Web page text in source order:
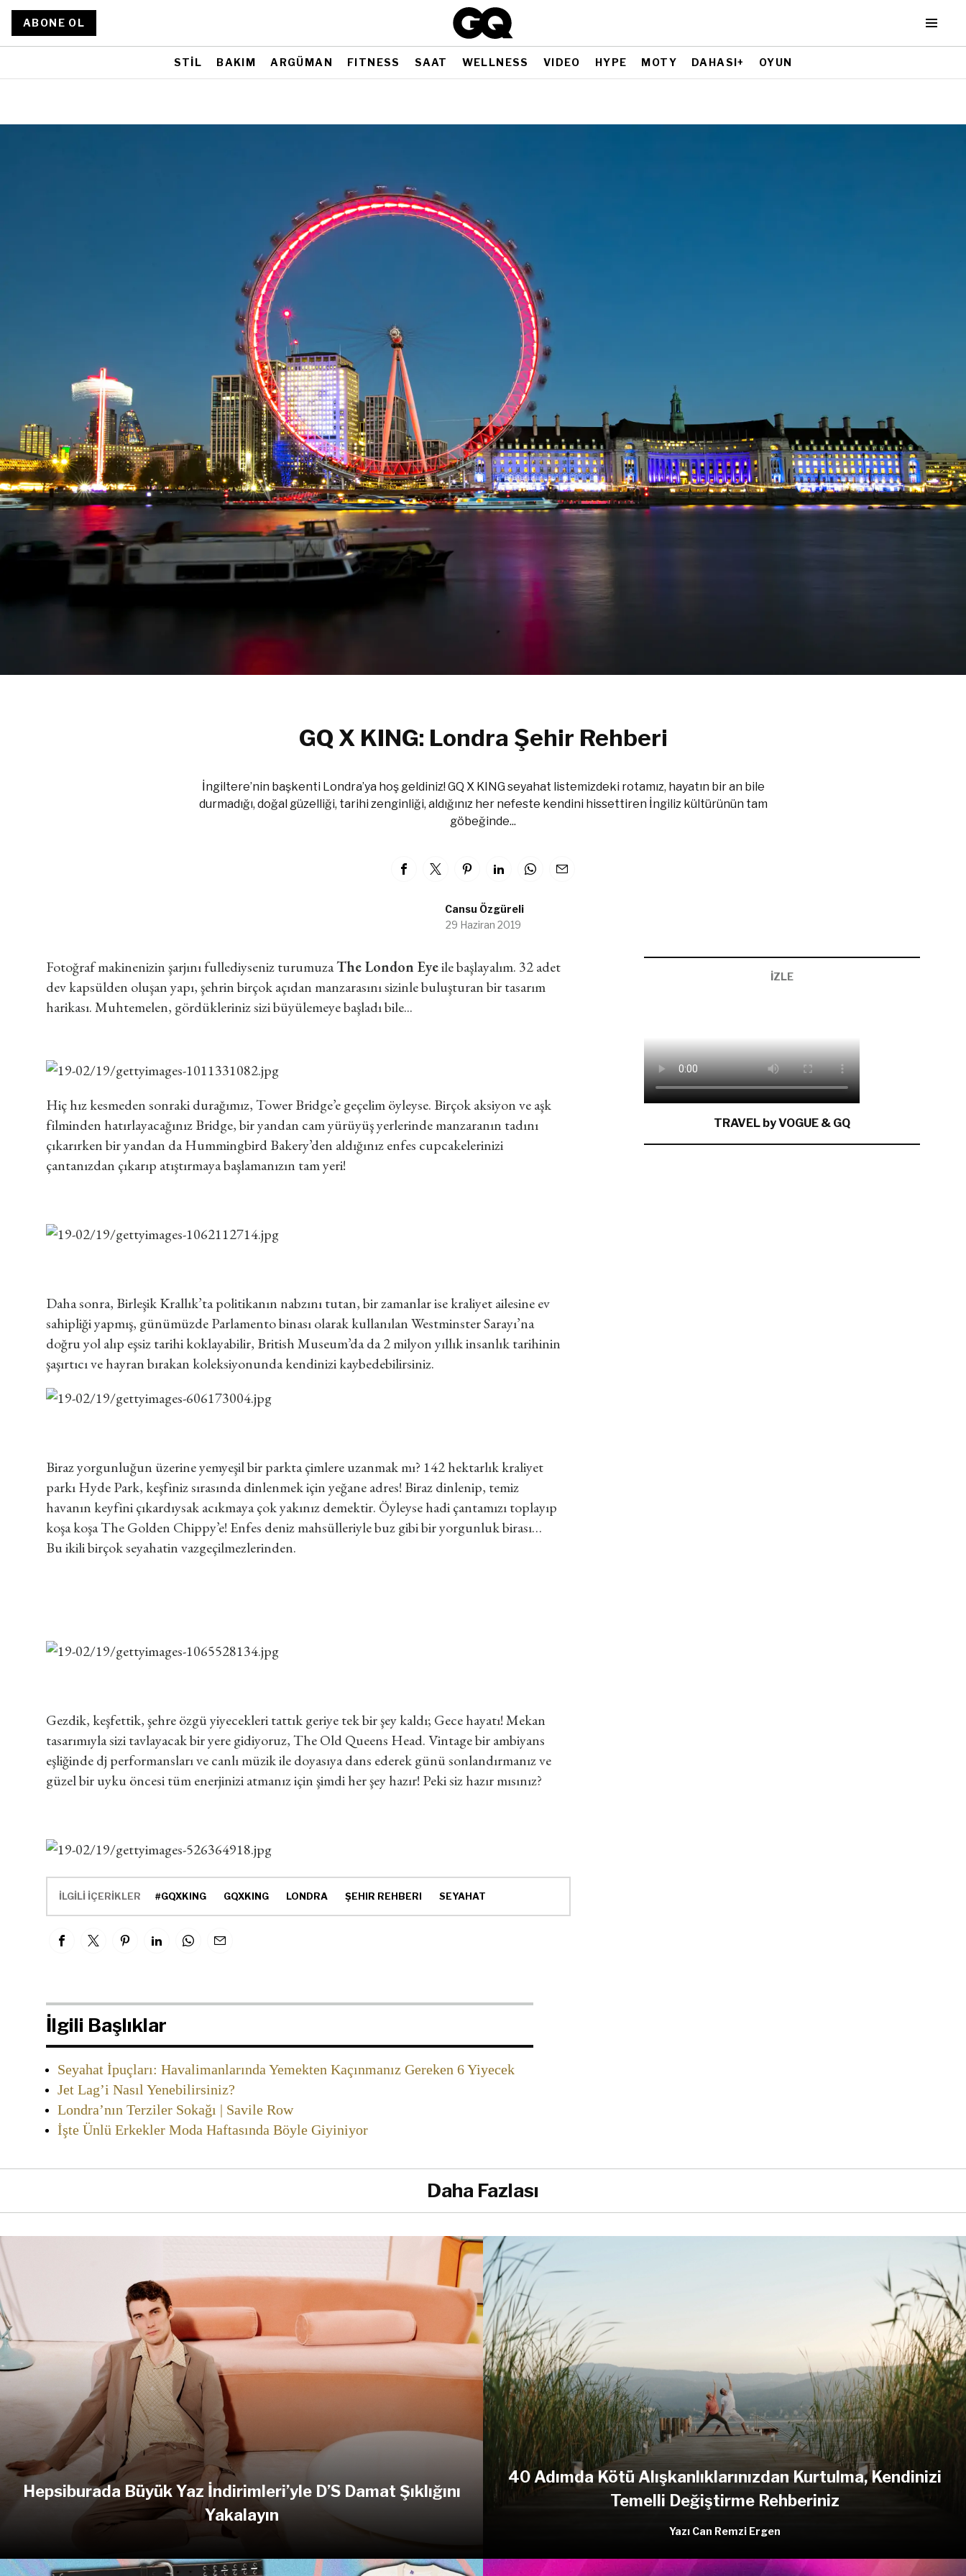
ABONE OL
STİL BAKIM ARGÜMAN FITNESS SAAT WELLNESS VIDEO HYPE MOTY DAHASI+ OYUN
GQ X KING: Londra Şehir Rehberi
İngiltere’nin başkenti Londra’ya hoş geldiniz! GQ X KING seyahat listemizdeki rotamız, hayatın bir an bile
durmadığı, doğal güzelliği, tarihi zenginliği, aldığınız her nefeste kendini hissettiren İngiliz kültürünün tam
göbeğinde...
Cansu Özgüreli
29 Haziran 2019
Fotoğraf makinenizin şarjını fullediyseniz turumuzaThe London Eyeile başlayalım. 32 adet
dev kapsülden oluşan yapı, şehrin birçok açıdan manzarasını sizinle buluşturan bir tasarım
harikası. Muhtemelen, gördükleriniz sizi büyülemeye başladı bile...
Hiç hız kesmeden sonraki durağımız, Tower Bridge’e geçelim öyleyse. Birçok aksiyon ve aşk
filminden hatırlayacağınız Bridge, bir yandan cam yürüyüş yerlerinde manzaranın tadını
çıkarırken bir yandan da Hummingbird Bakery’den aldığınız enfes cupcakelerinizi
çantanızdan çıkarıp atıştırmaya başlamanızın tam yeri!
Daha sonra, Birleşik Krallık’ta politikanın nabzını tutan, bir zamanlar ise kraliyet ailesine ev
sahipliği yapmış, günümüzde Parlamento binası olarak kullanılan Westminster Sarayı’na
doğru yol alıp eşsiz tarihi koklayabilir, British Museum’da da 2 milyon yıllık insanlık tarihinin
şaşırtıcı ve hayran bırakan koleksiyonunda kendinizi kaybedebilirsiniz.
Biraz yorgunluğun üzerine yemyeşil bir parkta çimlere uzanmak mı? 142 hektarlık kraliyet
parkı Hyde Park, keşfiniz sırasında dinlenmek için yeğane adres! Biraz dinlenip, temiz
havanın keyfini çıkardıysak acıkmaya çok yakınız demektir. Öyleyse hadi çantamızı toplayıp
koşa koşa The Golden Chippy’e! Enfes deniz mahsülleriyle buz gibi bir yorgunluk birası…
Bu ikili birçok seyahatin vazgeçilmezlerinden.
Gezdik, keşfettik, şehre özgü yiyecekleri tattık geriye tek bir şey kaldı; Gece hayatı! Mekan
tasarımıyla sizi tavlayacak bir yere gidiyoruz, The Old Queens Head. Vintage bir ambiyans
eşliğinde dj performansları ve canlı müzik ile doyasıya dans ederek günü sonlandırmanız ve
güzel bir uyku öncesi tüm enerjinizi atmanız için şimdi her şey hazır! Peki siz hazır mısınız?
İZLE
TRAVEL by VOGUE & GQ
İLGİLİ İÇERİKLER #GQXKING GQXKING LONDRA ŞEHIR REHBERI SEYAHAT
İlgili Başlıklar
Seyahat İpuçları: Havalimanlarında Yemekten Kaçınmanız Gereken 6 Yiyecek
Jet Lag’i Nasıl Yenebilirsiniz?
Londra’nın Terziler Sokağı | Savile Row
İşte Ünlü Erkekler Moda Haftasında Böyle Giyiniyor
Daha Fazlası
Hepsiburada Büyük Yaz İndirimleri’yle D’S Damat Şıklığını
Yakalayın
40 Adımda Kötü Alışkanlıklarınızdan Kurtulma, Kendinizi
Temelli Değiştirme Rehberiniz
Yazı Can Remzi Ergen